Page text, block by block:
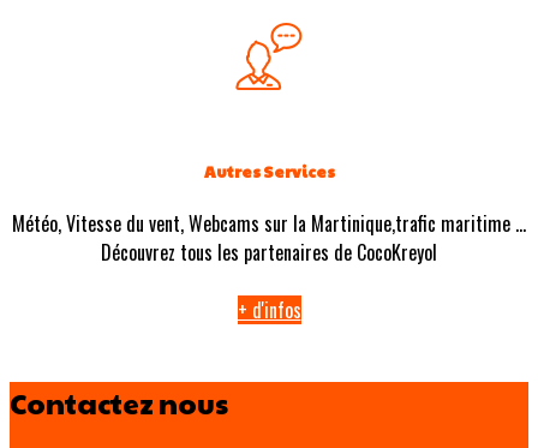
Autres Services
Météo, Vitesse du vent, Webcams sur la Martinique,trafic maritime ...
Découvrez tous les partenaires de CocoKreyol
+ d'infos
Contactez nous